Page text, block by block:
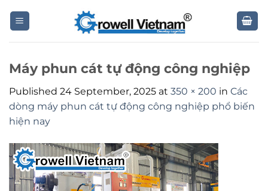
Máy phun cát tự động công nghiệp
Published 24 September, 2025 at 350 × 200 in Các
dòng máy phun cát tự động công nghiệp phổ biến
hiện nay